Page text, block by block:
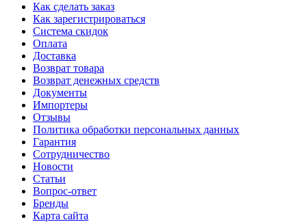
Как сделать заказ
Как зарегистрироваться
Система скидок
Оплата
Доставка
Возврат товара
Возврат денежных средств
Документы
Импортеры
Отзывы
Политика обработки персональных данных
Гарантия
Сотрудничество
Новости
Статьи
Вопрос-ответ
Бренды
Карта сайта